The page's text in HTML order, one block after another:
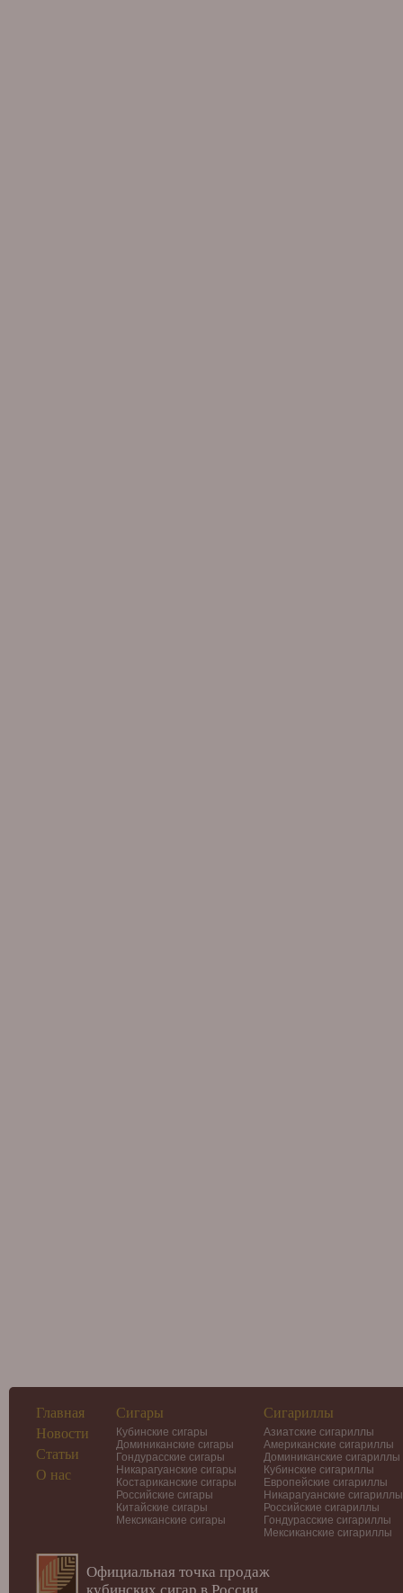
Главная
Новости
Статьи
О нас
Сигары
Кубинские сигары
Доминиканские сигары
Гондурасские сигары
Никарагуанские сигары
Костариканские сигары
Российские сигары
Китайские сигары
Мексиканские сигары
Сигариллы
Азиатские сигариллы
Американские сигариллы
Доминиканские сигариллы
Кубинские сигариллы
Европейские сигариллы
Никарагуанские сигариллы
Российские сигариллы
Гондурасские сигариллы
Мексиканские сигариллы
Официальная точка продаж